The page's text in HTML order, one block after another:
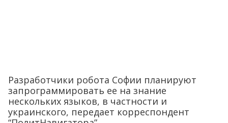
Разработчики робота Софии планируют
запрограммировать ее на знание
нескольких языков, в частности и
украинского, передает корреспондент